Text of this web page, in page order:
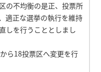
の不均衡の是正、投票所
適正な選挙の執行を維持
しを行うこととしまし
ら18投票区へ変更を行